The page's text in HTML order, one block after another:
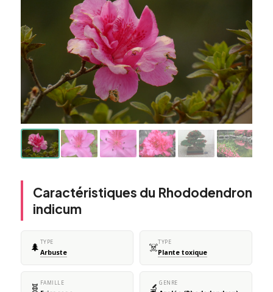
Caractéristiques du Rhododendron
indicum
🌲 TYPE
Arbuste ☠️TYPE
Plante toxique
🧬 FAMILLE 🔬 GENRE